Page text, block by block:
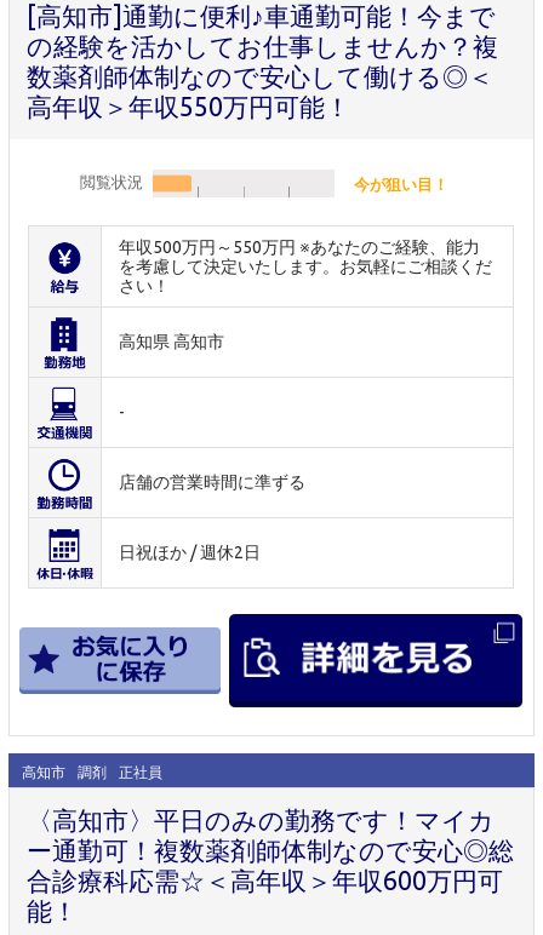
[高知市]通勤に便利♪車通勤可能！今まで
の経験を活かしてお仕事しませんか？複
数薬剤師体制なので安心して働ける◎＜
高年収＞年収550万円可能！
閲覧状況 今が狙い目！
年収500万円～550万円 ※あなたのご経験、能力
を考慮して決定いたします。お気軽にご相談くだ
さい！
高知県 高知市
-
店舗の営業時間に準ずる
日祝ほか / 週休2日
高知市 調剤 正社員
〈高知市〉平日のみの勤務です！マイカ
ー通勤可！複数薬剤師体制なので安心◎総
合診療科応需☆＜高年収＞年収600万円可
能！